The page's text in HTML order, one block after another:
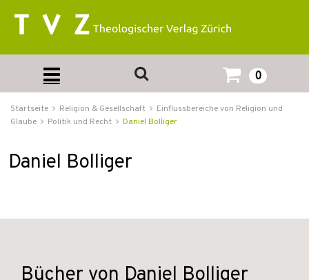
0
Startseite Religion & Gesellschaft
Einflussbereiche von Religion und
Glaube
Politik und Recht Daniel Bolliger
Daniel Bolliger